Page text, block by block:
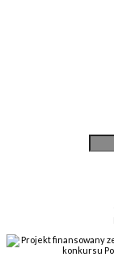
Projekt finansowany
konkursu